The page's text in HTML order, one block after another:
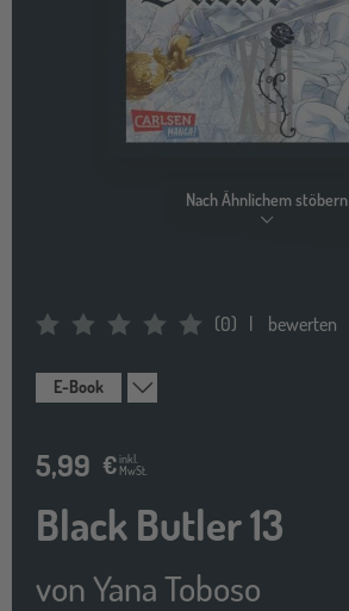
Nach Ähnlichem stöbern
Average Rating: 0 (0) bewerten
E-Book
5,99 €inkl.
MwSt.
Black Butler 13
vonYana Toboso